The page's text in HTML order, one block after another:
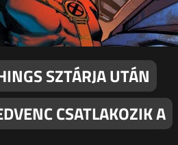
SZTÁRJA UTÁN
CSATLAKOZIK A